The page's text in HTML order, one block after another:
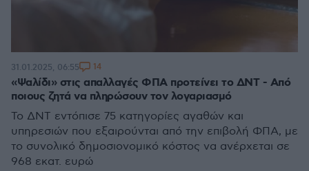
«Ψαλίδι» στις απαλλαγές ΦΠΑ προτείνει το ΔΝΤ - Από
ποιους ζητά να πληρώσουν τον λογαριασμό
Το ΔΝΤ εντόπισε 75 κατηγορίες αγαθών και
υπηρεσιών που εξαιρούνται από την επιβολή ΦΠΑ, με
το συνολικό δημοσιονομικό κόστος να ανέρχεται σε
968 εκατ. ευρώ
31.01.2025, 06:55 14